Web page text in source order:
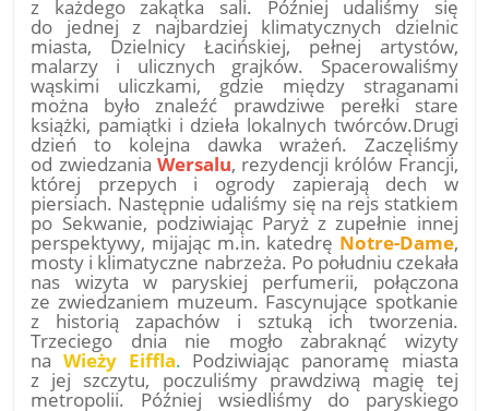
z każdego zakątka sali. Później udaliśmy się
do jednej z najbardziej klimatycznych dzielnic
miasta, Dzielnicy Łacińskiej, pełnej artystów,
malarzy i ulicznych grajków. Spacerowaliśmy
wąskimi uliczkami, gdzie między straganami
można było znaleźć prawdziwe perełki stare
książki, pamiątki i dzieła lokalnych twórców.Drugi
dzień to kolejna dawka wrażeń. Zaczęliśmy
od zwiedzania Wersalu, rezydencji królów Francji,
której przepych i ogrody zapierają dech w
piersiach. Następnie udaliśmy się na rejs statkiem
po Sekwanie, podziwiając Paryż z zupełnie innej
perspektywy, mijając m.in. katedrę Notre-Dame,
mosty i klimatyczne nabrzeża. Po południu czekała
nas wizyta w paryskiej perfumerii, połączona
ze zwiedzaniem muzeum. Fascynujące spotkanie
z historią zapachów i sztuką ich tworzenia.
Trzeciego dnia nie mogło zabraknąć wizyty
na Wieży Eiffla. Podziwiając panoramę miasta
z jej szczytu, poczuliśmy prawdziwą magię tej
metropolii. Później wsiedliśmy do paryskiego